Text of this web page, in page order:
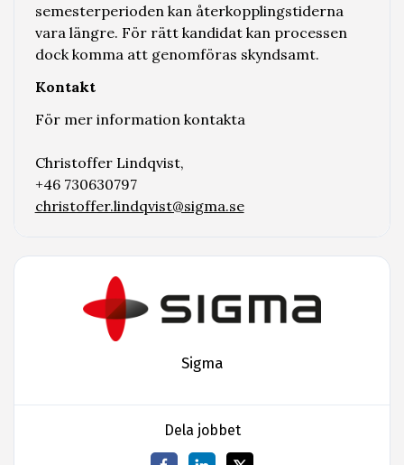
semesterperioden kan återkopplingstiderna
vara längre. För rätt kandidat kan processen
dock komma att genomföras skyndsamt.
Kontakt
För mer information kontakta
Christoffer Lindqvist,
+46 730630797
christoffer.lindqvist@sigma.se
Sigma
Dela jobbet